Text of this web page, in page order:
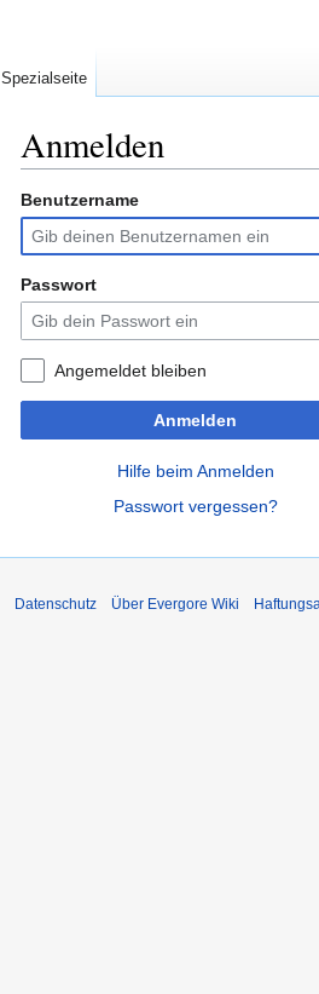
Anmelden
Zur
Navigation
springen
Zur
Suche
springen
Benutzername
Passwort
Angemeldet bleiben
Anmelden
Hilfe beim Anmelden
Passwort vergessen?
Spezialseite
Datenschutz Über Evergore Wiki